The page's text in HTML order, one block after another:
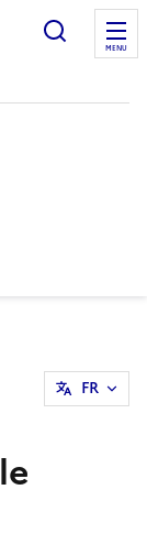
Ouvrir
MENU
FR